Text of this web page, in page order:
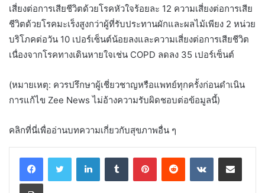
เสี่ยงต่อการเสียชีวิตด้วยโรคหัวใจร้อยละ 12 ความเสี่ยงต่อการเสีย
ชีวิตด้วยโรคมะเร็งสูงกว่าผู้ที่รับประทานผักและผลไม้เพียง 2 หน่วย
บริโภคต่อวัน 10 เปอร์เซ็นต์น้อยลงและความเสี่ยงต่อการเสียชีวิต
เนื่องจากโรคทางเดินหายใจเช่น COPD ลดลง 35 เปอร์เซ็นต์
(หมายเหตุ: ควรปรึกษาผู้เชี่ยวชาญหรือแพทย์ทุกครั้งก่อนดำเนิน
การแก้ไข Zee News ไม่อ้างความรับผิดชอบต่อข้อมูลนี้)
คลิกที่นี่เพื่ออ่านบทความเกี่ยวกับสุขภาพอื่น ๆ
LinkedInTumblr PinterestReddit VKontakteShare via Email
Print